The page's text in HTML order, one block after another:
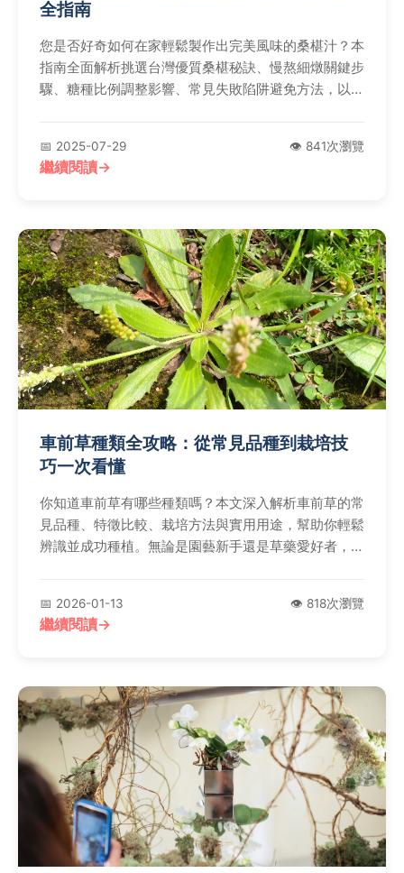
全指南
您是否好奇如何在家輕鬆製作出完美風味的桑椹汁？本
指南全面解析挑選台灣優質桑椹秘訣、慢熬細燉關鍵步
驟、糖種比例調整影響、常見失敗陷阱避免方法，以及
📅 2025-07-29 👁️ 841次瀏覽
繼續閱讀
車前草種類全攻略：從常見品種到栽培技
巧一次看懂
你知道車前草有哪些種類嗎？本文深入解析車前草的常
見品種、特徵比較、栽培方法與實用用途，幫助你輕鬆
辨識並成功種植。無論是園藝新手還是草藥愛好者，都
📅 2026-01-13 👁️ 818次瀏覽
繼續閱讀